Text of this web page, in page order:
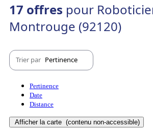
17 offres pour
Montrouge (92120)
Trier par Pertinence
Pertinence
Date
Distance
Afficher la carte (contenu non-accessible)